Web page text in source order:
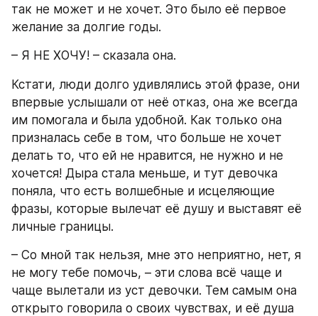
так не может и не хочет. Это было её первое
желание за долгие годы.
– Я НЕ ХОЧУ! – сказала она.
Кстати, люди долго удивлялись этой фразе, они
впервые услышали от неё отказ, она же всегда
им помогала и была удобной. Как только она
призналась себе в том, что больше не хочет
делать то, что ей не нравится, не нужно и не
хочется! Дыра стала меньше, и тут девочка
поняла, что есть волшебные и исцеляющие
фразы, которые вылечат её душу и выставят её
личные границы.
– Со мной так нельзя, мне это неприятно, нет, я
не могу тебе помочь, – эти слова всё чаще и
чаще вылетали из уст девочки. Тем самым она
открыто говорила о своих чувствах, и её душа